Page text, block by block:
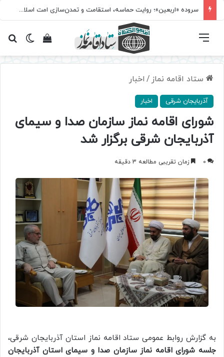
سروده‌ «اربعین»؛ روایت حماسه، استقامت و تمدن‌سازی امت اسلامی
تغییرمشاهده فهرست
ستاد اقامه نماز / اخبار
آذربایجان شرقی اخبار
شورای اقامه نماز سازمان صدا و سیمای
آذربایجان شرقی برگزار شد
0 زمان تقریبی مطالعه 3 دقیقه
به گزارش روابط عمومی ستاد اقامه نماز استان آذربایجان شرقی،
جلسه شورای اقامه نماز سازمان صدا و سیمای استان آذربایجان